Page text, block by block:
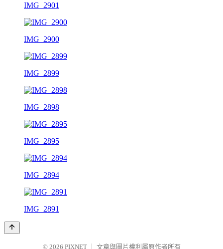
IMG_2901
IMG_2900
IMG_2899
IMG_2898
IMG_2895
IMG_2894
IMG_2891
© 2026 PIXNET 文章與圖片權利屬原作者所有